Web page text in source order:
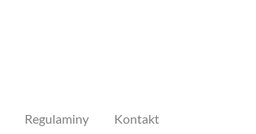
Regulaminy
Kontakt